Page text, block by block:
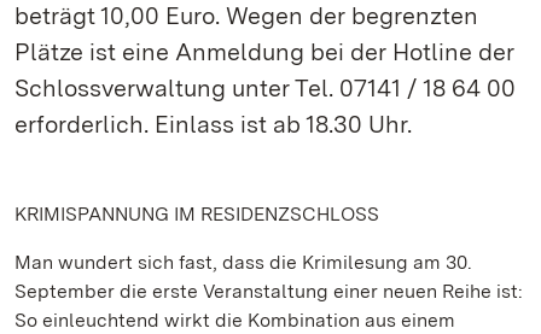
beträgt 10,00 Euro. Wegen der begrenzten
Plätze ist eine Anmeldung bei der Hotline der
Schlossverwaltung unter Tel. 07141 / 18 64 00
erforderlich. Einlass ist ab 18.30 Uhr.
KRIMISPANNUNG IM RESIDENZSCHLOSS
Man wundert sich fast, dass die Krimilesung am 30.
September die erste Veranstaltung einer neuen Reihe ist:
So einleuchtend wirkt die Kombination aus einem